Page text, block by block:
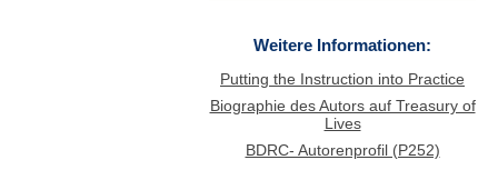
Weitere Informationen:
Putting the Instruction into Practice
Biographie des Autors auf Treasury of
Lives
BDRC- Autorenprofil (P252)